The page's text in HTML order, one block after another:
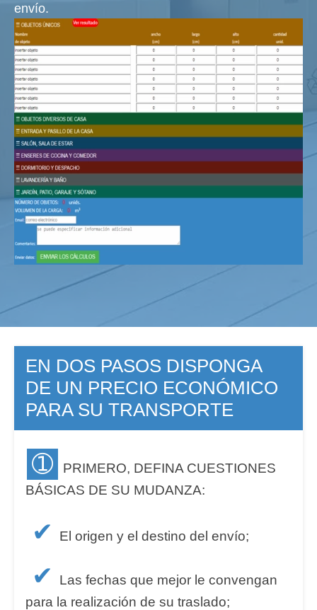
envío.
EN DOS PASOS DISPONGA
DE UN PRECIO ECONÓMICO
PARA SU TRANSPORTE
➀
PRIMERO, DEFINA CUESTIONES
BÁSICAS DE SU MUDANZA:
✔ El origen y el destino del envío;
✔
Las fechas que mejor le convengan
para la realización de su traslado;